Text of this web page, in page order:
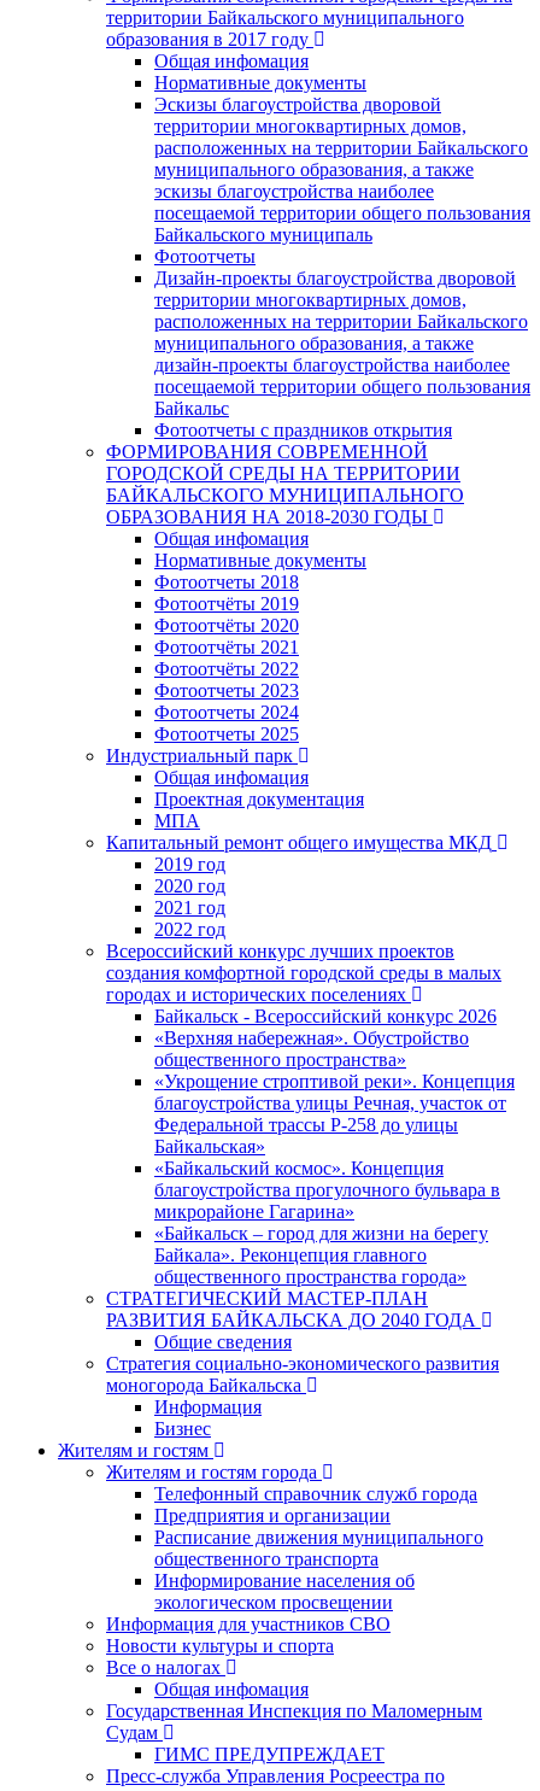
территории Байкальского муниципального
образования в 2017 году
Общая инфомация
Нормативные документы
Эскизы благоустройства дворовой
территории многоквартирных домов,
расположенных на территории Байкальского
муниципального образования, а также
эскизы благоустройства наиболее
посещаемой территории общего пользования
Байкальского муниципаль
Фотоотчеты
Дизайн-проекты благоустройства дворовой
территории многоквартирных домов,
расположенных на территории Байкальского
муниципального образования, а также
дизайн-проекты благоустройства наиболее
посещаемой территории общего пользования
Байкальс
Фотоотчеты с праздников открытия
ФОРМИРОВАНИЯ СОВРЕМЕННОЙ
ГОРОДСКОЙ СРЕДЫ НА ТЕРРИТОРИИ
БАЙКАЛЬСКОГО МУНИЦИПАЛЬНОГО
ОБРАЗОВАНИЯ НА 2018-2030 ГОДЫ
Общая инфомация
Нормативные документы
Фотоотчеты 2018
Фотоотчёты 2019
Фотоотчёты 2020
Фотоотчёты 2021
Фотоотчёты 2022
Фотоотчеты 2023
Фотоотчеты 2024
Фотоотчеты 2025
Индустриальный парк
Общая инфомация
Проектная документация
МПА
Капитальный ремонт общего имущества МКД
2019 год
2020 год
2021 год
2022 год
Всероссийский конкурс лучших проектов
создания комфортной городской среды в малых
городах и исторических поселениях
Байкальск - Всероссийский конкурс 2026
«Верхняя набережная». Обустройство
общественного пространства»
«Укрощение строптивой реки». Концепция
благоустройства улицы Речная, участок от
Федеральной трассы Р-258 до улицы
Байкальская»
«Байкальский космос». Концепция
благоустройства прогулочного бульвара в
микрорайоне Гагарина»
«Байкальск – город для жизни на берегу
Байкала». Реконцепция главного
общественного пространства города»
СТРАТЕГИЧЕСКИЙ МАСТЕР-ПЛАН
РАЗВИТИЯ БАЙКАЛЬСКА ДО 2040 ГОДА
Общие сведения
Стратегия социально-экономического развития
моногорода Байкальска
Информация
Бизнес
Жителям и гостям
Жителям и гостям города
Телефонный справочник служб города
Предприятия и организации
Расписание движения муниципального
общественного транспорта
Информирование населения об
экологическом просвещении
Информация для участников СВО
Новости культуры и спорта
Все о налогах
Общая инфомация
Государственная Инспекция по Маломерным
Судам
ГИМС ПРЕДУПРЕЖДАЕТ
Пресс-служба Управления Росреестра по